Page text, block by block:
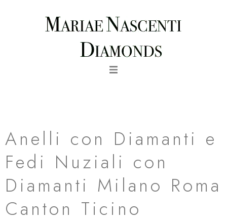
Anelli con Diamanti e
Fedi Nuziali con
Diamanti Milano Roma
Canton Ticino